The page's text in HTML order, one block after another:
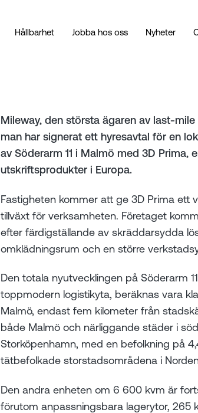
Hållbarhet Jobba hos oss Nyheter
Mileway, den största ägaren av last-
man har signerat ett hyresavtal för en
av Söderarm 11 i Malmö med 3D Prima,
utskriftsprodukter i Europa.
Fastigheten kommer att ge 3D Prima ett
tillväxt för verksamheten. Företaget
efter färdigställande av skräddarsydda
omklädningsrum och en större
Den totala nyutvecklingen på Söderarm
toppmodern logistikyta, beräknas vara
Malmö, endast fem kilometer från
både Malmö och närliggande städer i
Storköpenhamn, med en befolkning på
tätbefolkade storstadsområdena i
Den andra enheten om 6 600 kvm är
förutom anpassningsbara lagerytor, 265